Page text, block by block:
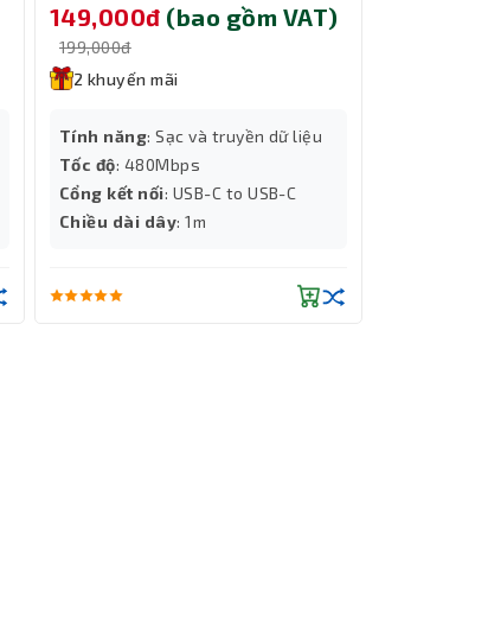
240W dài 1m Pink LVE093-CC-1P
149,000đ (bao gồm VAT)
199,000đ
2 khuyến mãi
Tính năng: Sạc và truyền dữ liệu
Tốc độ: 480Mbps
Cổng kết nối: USB-C to USB-C
Chiều dài dây: 1m